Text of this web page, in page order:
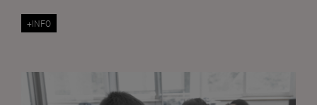
+INFO